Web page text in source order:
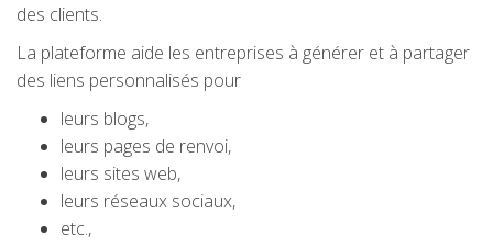
des clients.
La plateforme aide les entreprises à générer et à partager
des liens personnalisés pour
leurs blogs,
leurs pages de renvoi,
leurs sites web,
leurs réseaux sociaux,
etc.,